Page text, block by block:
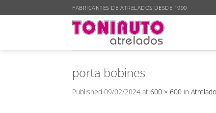
to
FABRICANTES DE ATRELADOS DESDE 1990
porta bobines
Published 09/02/2024 at 600 × 600 in